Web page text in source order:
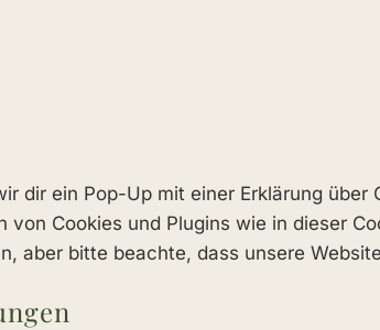
dir ein Pop-Up mit einer Erklärung über
Cookies und Plugins wie in dieser
aber bitte beachte, dass unsere